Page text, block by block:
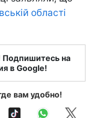
області
Подпишитесь на
в Google!
вам удобно!